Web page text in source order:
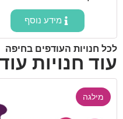
מידע נוסף
לכל חנויות העודפים בחיפה
עוד חנויות
מילגה